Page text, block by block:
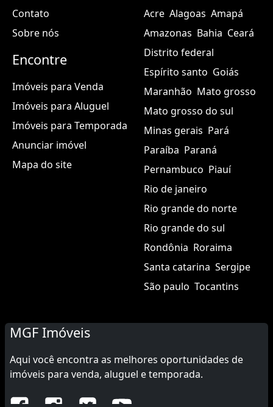
Contato
Sobre nós
Encontre
Imóveis para Venda
Imóveis para Aluguel
Imóveis para Temporada
Anunciar imóvel
Mapa do site
Acre Alagoas Amapá
Amazonas Bahia Ceará
Distrito federal
Espírito santo Goiás
Maranhão Mato grosso
Mato grosso do sul
Minas gerais Pará
Paraíba Paraná
Pernambuco Piauí
Rio de janeiro
Rio grande do norte
Rio grande do sul
Rondônia Roraima
Santa catarina Sergipe
São paulo Tocantins
MGF Imóveis
Aqui você encontra as melhores oportunidades de
imóveis para venda, aluguel e temporada.